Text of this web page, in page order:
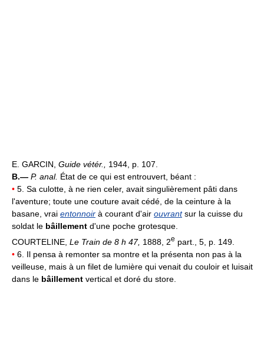
E. GARCIN, Guide vétér., 1944, p. 107.
B.— P. anal. État de ce qui est entrouvert, béant :
• 5. Sa culotte, à ne rien celer, avait singulièrement pâti dans
l'aventure; toute une couture avait cédé, de la ceinture à la
basane, vrai entonnoir à courant d'air ouvrantsur la cuisse du
soldat le bâillement d'une poche grotesque.
COURTELINE, Le Train de 8 h 47, 1888, 2e part., 5, p. 149.
• 6. Il pensa à remonter sa montre et la présenta non pas à la
veilleuse, mais à un filet de lumière qui venait du couloir et luisait
dans le bâillement vertical et doré du store.